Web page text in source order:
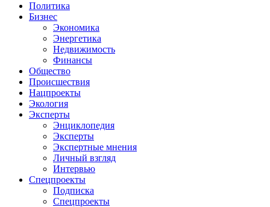
Политика
Бизнес
Экономика
Энергетика
Недвижимость
Финансы
Общество
Происшествия
Нацпроекты
Экология
Эксперты
Энциклопедия
Эксперты
Экспертные мнения
Личный взгляд
Интервью
Спецпроекты
Подписка
Спецпроекты